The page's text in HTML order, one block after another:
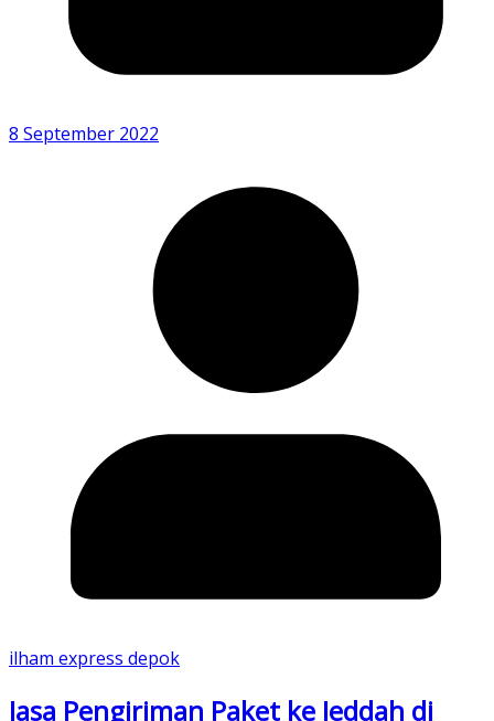
8 September 2022
ilham express depok
Jasa Pengiriman Paket ke Jeddah di